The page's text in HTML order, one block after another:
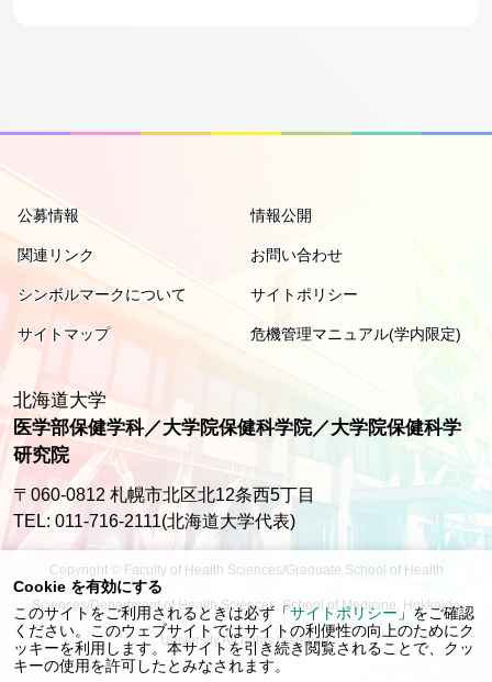
Cookie を有効にする
このサイトをご利用されるときは必ず「サイトポリシー」をご確認
ください。このウェブサイトではサイトの利便性の向上のためにク
ッキーを利用します。本サイトを引き続き閲覧されることで、クッ
キーの使用を許可したとみなされます。
北海道大学
医学部保健学科／大学院保健科学院／大学院保健科学
研究院
〒060-0812 札幌市北区北12条西5丁目
TEL: 011-716-2111(北海道大学代表)
公募情報 情報公開
関連リンク お問い合わせ
シンボルマークについて サイトポリシー
サイトマップ 危機管理マニュアル(学内限定)
Copyright © Faculty of Health Sciences/Graduate School of Health
Sciences/Department of Health Sciences, School of Medicine, Hokkaido
University All rights reserved.